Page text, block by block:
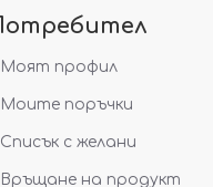
Моят профил
Моите поръчки
Списък с желани
Връщане на продукт